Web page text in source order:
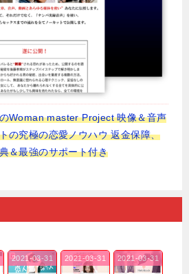
Woman master Project 映像＆音声
の究極の恋愛ノウハウ 返金保障、
＆最強のサポート付き
2021-03-31 2021-03-31 2021-03-31